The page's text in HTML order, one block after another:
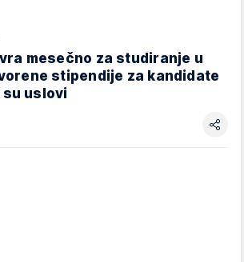
mesečno za studiranje u
stipendije za kandidate
su uslovi